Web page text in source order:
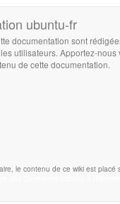
ubuntu-fr
documentation sont
utilisateurs. Apportez-nous
de cette documentation.
le contenu de ce wiki est placé